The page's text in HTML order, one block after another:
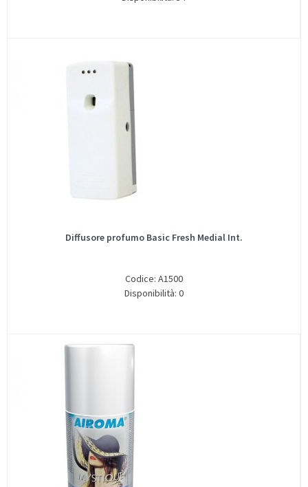
Diffusore profumo Basic Fresh Medial Int.
Codice: A1500
Disponibilità: 0